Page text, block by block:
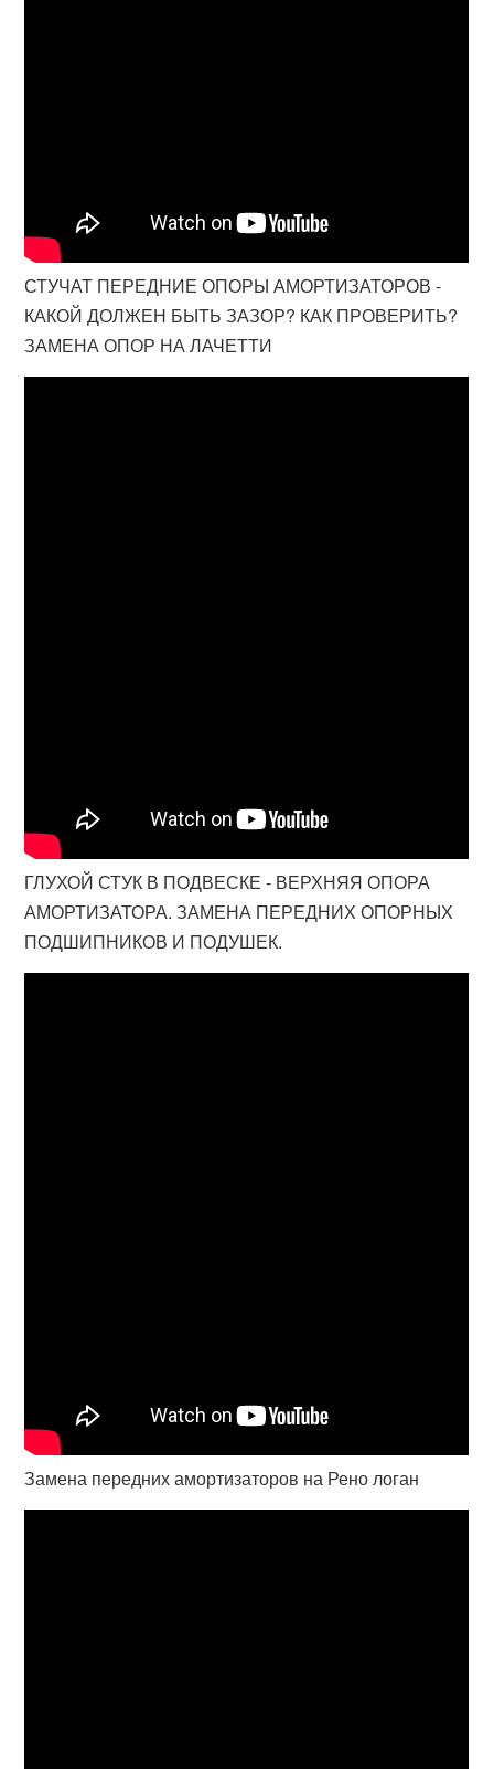
СТУЧАТ ПЕРЕДНИЕ ОПОРЫ АМОРТИЗАТОРОВ -
КАКОЙ ДОЛЖЕН БЫТЬ ЗАЗОР? КАК ПРОВЕРИТЬ?
ЗАМЕНА ОПОР НА ЛАЧЕТТИ
ГЛУХОЙ СТУК В ПОДВЕСКЕ - ВЕРХНЯЯ ОПОРА
АМОРТИЗАТОРА. ЗАМЕНА ПЕРЕДНИХ ОПОРНЫХ
ПОДШИПНИКОВ И ПОДУШЕК.
Замена передних амортизаторов на Рено логан